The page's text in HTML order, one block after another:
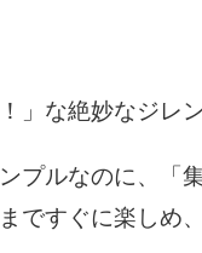
」な絶妙なジレ
プルなのに、「
ですぐに楽しめ